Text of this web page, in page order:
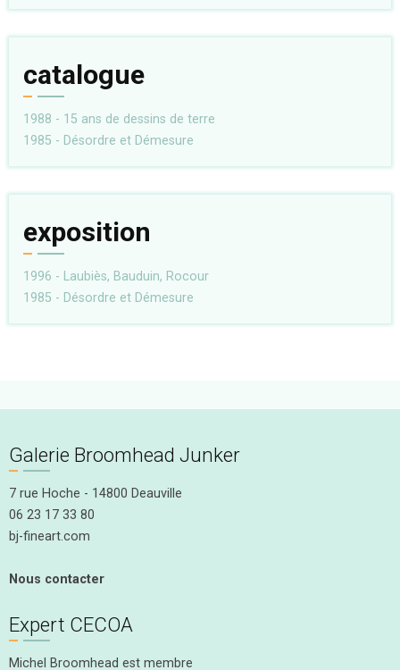
catalogue
1988 - 15 ans de dessins de terre
1985 - Désordre et Démesure
exposition
1996 - Laubiès, Bauduin, Rocour
1985 - Désordre et Démesure
Galerie Broomhead Junker
7 rue Hoche - 14800 Deauville
06 23 17 33 80
bj-fineart.com
Nous contacter
Expert CECOA
Michel Broomhead est membre